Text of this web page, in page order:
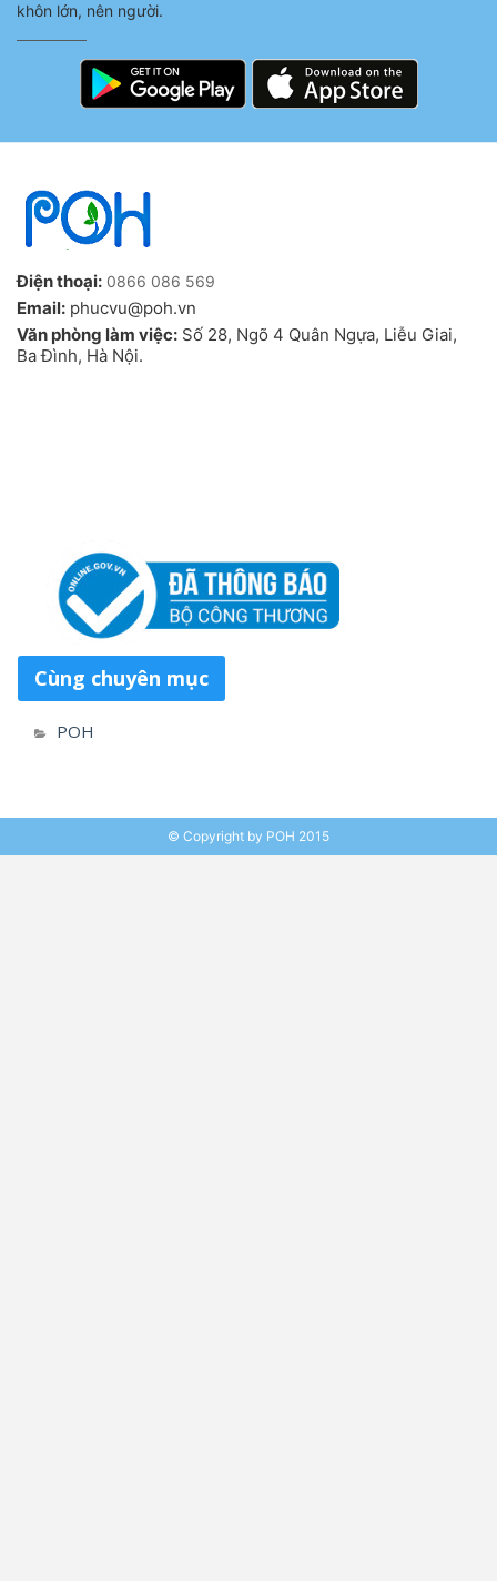
khôn lớn, nên người.
Điện thoại: 0866 086 569
Email: phucvu@poh.vn
Văn phòng làm việc: Số 28, Ngõ 4 Quân Ngựa, Liễu Giai,
Ba Đình, Hà Nội.
Cùng chuyên mục
POH
© Copyright by POH 2015